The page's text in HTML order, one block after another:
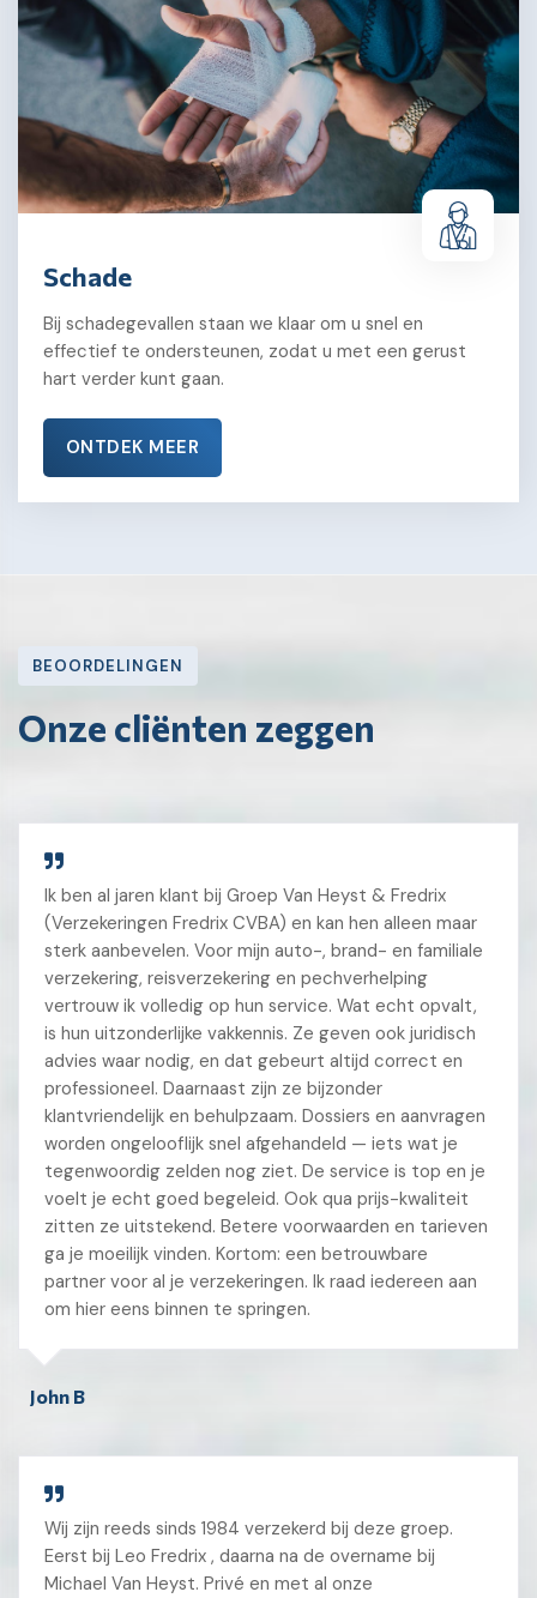
Schade
Bij schadegevallen staan we klaar om u snel en
effectief te ondersteunen, zodat u met een gerust
hart verder kunt gaan.
ONTDEK MEER
BEOORDELINGEN
Onze cliënten zeggen
John B
Ik ben al jaren klant bij Groep Van Heyst & Fredrix
(Verzekeringen Fredrix CVBA) en kan hen alleen maar
sterk aanbevelen. Voor mijn auto-, brand- en familiale
verzekering, reisverzekering en pechverhelping
vertrouw ik volledig op hun service. Wat echt opvalt,
is hun uitzonderlijke vakkennis. Ze geven ook juridisch
advies waar nodig, en dat gebeurt altijd correct en
professioneel. Daarnaast zijn ze bijzonder
klantvriendelijk en behulpzaam. Dossiers en aanvragen
worden ongelooflijk snel afgehandeld — iets wat je
tegenwoordig zelden nog ziet. De service is top en je
voelt je echt goed begeleid. Ook qua prijs-kwaliteit
zitten ze uitstekend. Betere voorwaarden en tarieven
ga je moeilijk vinden. Kortom: een betrouwbare
partner voor al je verzekeringen. Ik raad iedereen aan
om hier eens binnen te springen.
Wij zijn reeds sinds 1984 verzekerd bij deze groep.
Eerst bij Leo Fredrix , daarna na de overname bij
Michael Van Heyst. Privé en met al onze